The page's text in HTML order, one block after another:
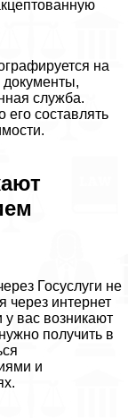
на
документы,
служба.
его составлять
Госуслуги не
через интернет
у вас возникают
получить в
и